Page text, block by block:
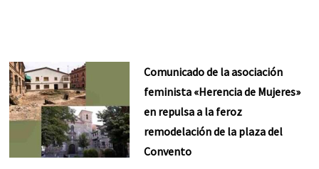
Comunicado de la asociación
feminista «Herencia de Mujeres»
en repulsa a la feroz
remodelación de la plaza del
Convento